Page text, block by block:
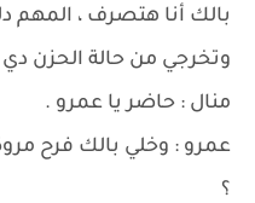
بالك أنا هتصرف ، المهم
وتخرجي من حالة الحزن دي
منال : حاضر يا عمرو .
عمرو : وخلي بالك فرح
؟